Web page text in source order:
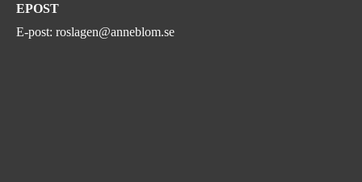
EPOST
E-post: roslagen@anneblom.se